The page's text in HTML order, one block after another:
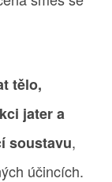
tělo,
jater a
soustavu,
účincích.